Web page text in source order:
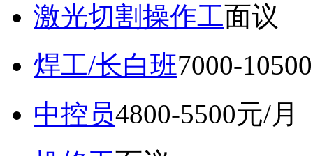
激光切割操作工面议
焊工/长白班7000-
中控员4800-5500元/月